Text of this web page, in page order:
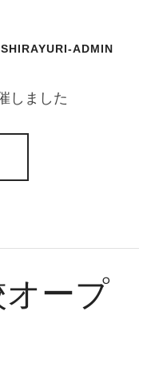
SHIRAYURI-ADMIN
催しました
ープ